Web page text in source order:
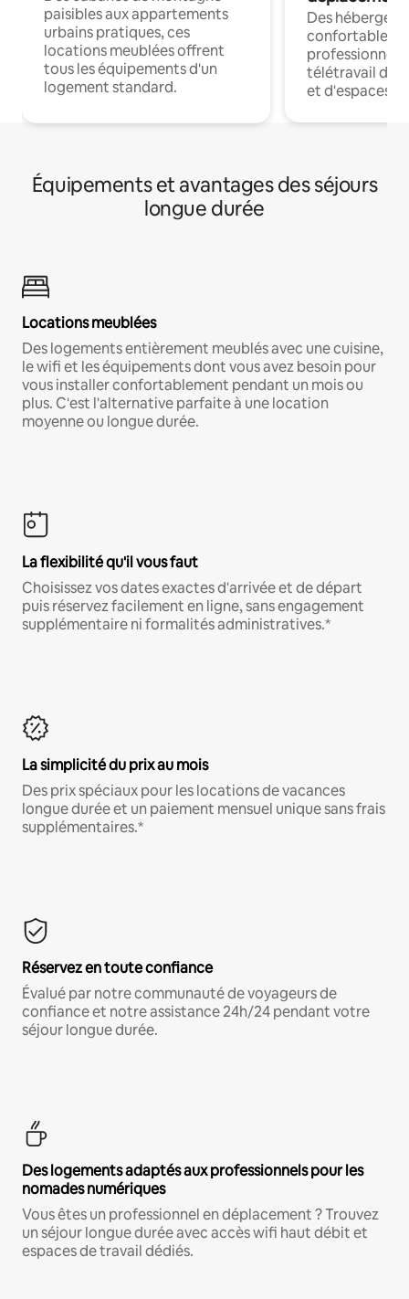
paisibles aux appartements
urbains pratiques, ces
locations meublées offrent
tous les équipements d'un
logement standard.
Des
confortables
professionnels
télétravail
et d'espaces
Équipements et avantages des séjours
longue durée
Locations meublées
Des logements entièrement meublés avec une cuisine,
le wifi et les équipements dont vous avez besoin pour
vous installer confortablement pendant un mois ou
plus. C'est l'alternative parfaite à une location
moyenne ou longue durée.
La flexibilité qu'il vous faut
Choisissez vos dates exactes d'arrivée et de départ
puis réservez facilement en ligne, sans engagement
supplémentaire ni formalités administratives.*
La simplicité du prix au mois
Des prix spéciaux pour les locations de vacances
longue durée et un paiement mensuel unique sans frais
supplémentaires.*
Réservez en toute confiance
Évalué par notre communauté de voyageurs de
confiance et notre assistance 24h/24 pendant votre
séjour longue durée.
Des logements adaptés aux professionnels pour les
nomades numériques
Vous êtes un professionnel en déplacement ? Trouvez
un séjour longue durée avec accès wifi haut débit et
espaces de travail dédiés.